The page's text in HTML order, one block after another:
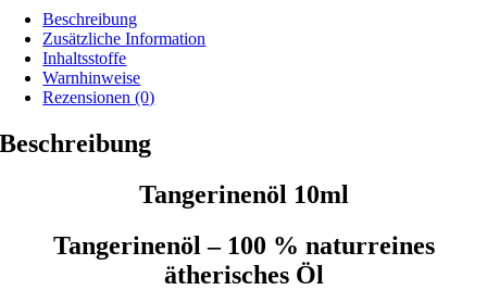
Beschreibung
Zusätzliche Information
Inhaltsstoffe
Warnhinweise
Rezensionen (0)
Beschreibung
Tangerinenöl 10ml
Tangerinenöl – 100 % naturreines
ätherisches Öl